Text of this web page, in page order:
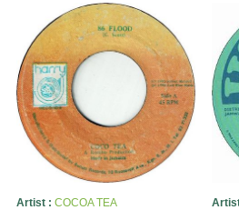
Artist : COCOA TEA